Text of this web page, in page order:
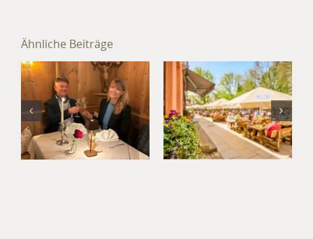
Ähnliche Beiträge
Jahresabschluss
im Hotel
München
Umland
München
Süd: Kultur,
Kulinarik
und
Kurzurlaub
im